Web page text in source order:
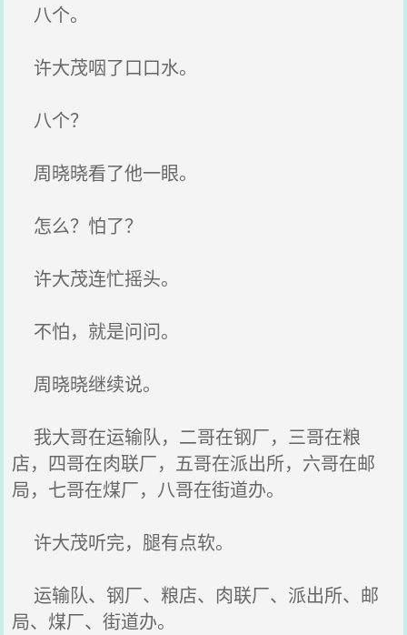
八个。
许大茂咽了口口水。
八个？
周晓晓看了他一眼。
怎么？怕了？
许大茂连忙摇头。
不怕，就是问问。
周晓晓继续说。
我大哥在运输队，二哥在钢厂，三哥在粮
店，四哥在肉联厂，五哥在派出所，六哥在邮
局，七哥在煤厂，八哥在街道办。
许大茂听完，腿有点软。
运输队、钢厂、粮店、肉联厂、派出所、邮
局、煤厂、街道办。